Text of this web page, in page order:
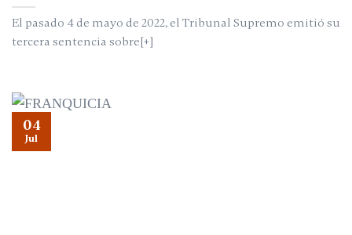
El pasado 4 de mayo de 2022, el Tribunal Supremo emitió su
tercera sentencia sobre[+]
04
Jul